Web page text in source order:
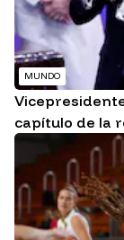
MUNDO
capítulo de la